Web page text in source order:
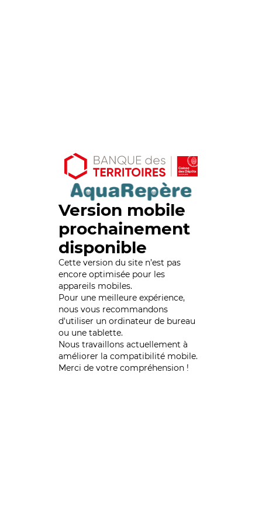
Version mobile
prochainement
disponible
Cette version du site n’est pas
encore optimisée pour les
appareils mobiles.
Pour une meilleure expérience,
nous vous recommandons
d'utiliser un ordinateur de bureau
ou une tablette.
Nous travaillons actuellement à
améliorer la compatibilité mobile.
Merci de votre compréhension !